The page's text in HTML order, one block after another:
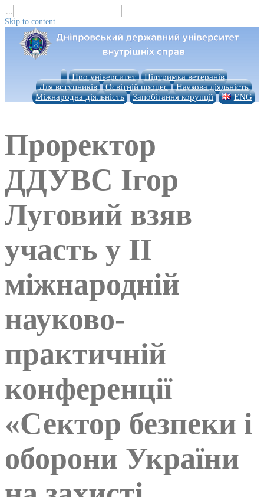
...
Skip to content
Про університет
Підтримка ветеранів
Для вступників
Освітній процес
Наукова діяльність
Міжнародна діяльність
Запобігання корупції ENG
Проректор
ДДУВС Ігор
Луговий взяв
участь у ІІ
міжнародній
науково-
практичній
конференції
«Сектор безпеки і
оборони України